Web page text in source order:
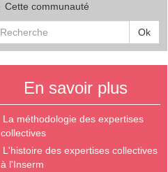
Cette communauté
Ok
En savoir plus
La méthodologie des expertises
collectives
L'histoire des expertises collectives
à l'Inserm